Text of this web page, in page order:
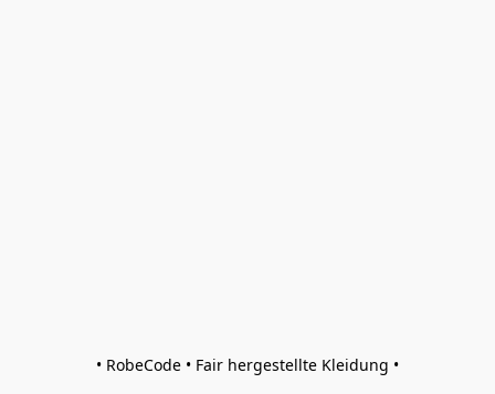
• RobeCode • Fair hergestellte Kleidung •